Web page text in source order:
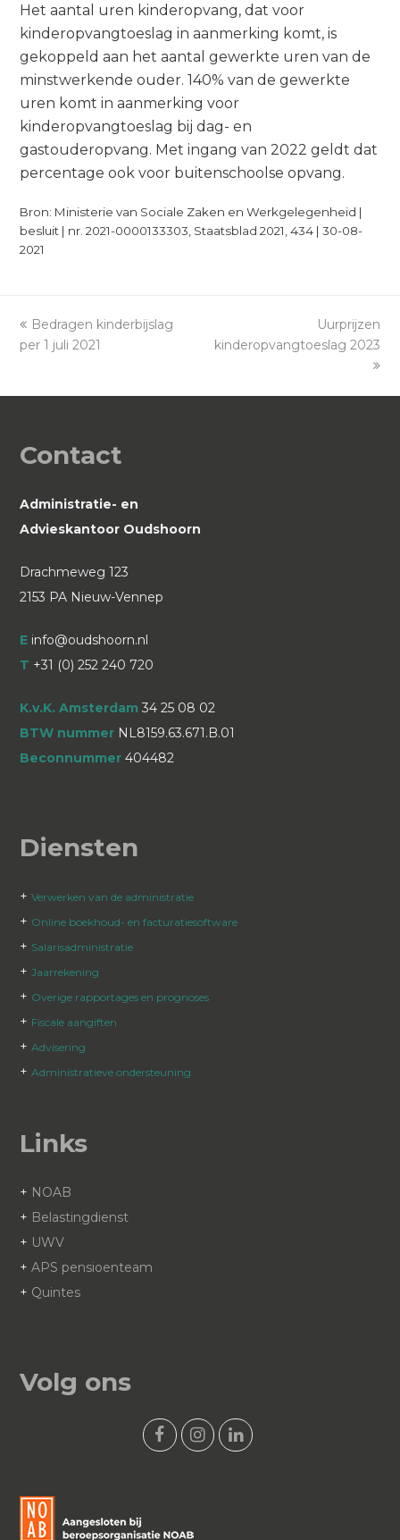
Het aantal uren kinderopvang, dat voor
kinderopvangtoeslag in aanmerking komt, is
gekoppeld aan het aantal gewerkte uren van de
minstwerkende ouder. 140% van de gewerkte
uren komt in aanmerking voor
kinderopvangtoeslag bij dag- en
gastouderopvang. Met ingang van 2022 geldt dat
percentage ook voor buitenschoolse opvang.
Bron: Ministerie van Sociale Zaken en Werkgelegenheid |
besluit | nr. 2021-0000133303, Staatsblad 2021, 434 | 30-08-
2021
previous
post:
Bedragen kinderbijslag
per 1 juli 2021
next
post:
Uurprijzen
kinderopvangtoeslag 2023
Contact
Administratie- en
Advieskantoor Oudshoorn
Drachmeweg 123
2153 PA Nieuw-Vennep
E info@oudshoorn.nl
T +31 (0) 252 240 720
K.v.K. Amsterdam 34 25 08 02
BTW nummer NL8159.63.671.B.01
Beconnummer 404482
Diensten
+Verwerken van de administratie
+ Online boekhoud- en facturatiesoftware
+ Salarisadministratie
+Jaarrekening
+ Overige rapportages en prognoses
+ Fiscale aangiften
+Advisering
+Administratieve ondersteuning
Links
+ NOAB
+ Belastingdienst
+ UWV
+APS pensioenteam
+ Quintes
Volg ons
F
e
L